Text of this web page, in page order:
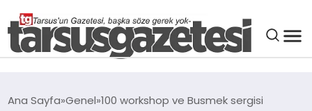
Ana Sayfa Genel 100 workshop ve Busmek sergisi